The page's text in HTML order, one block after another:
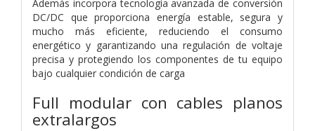
Además incorpora tecnología avanzada de conversión
DC/DC que proporciona energía estable, segura y
mucho más eficiente, reduciendo el consumo
energético y garantizando una regulación de voltaje
precisa y protegiendo los componentes de tu equipo
bajo cualquier condición de carga
Full modular con cables planos
extralargos